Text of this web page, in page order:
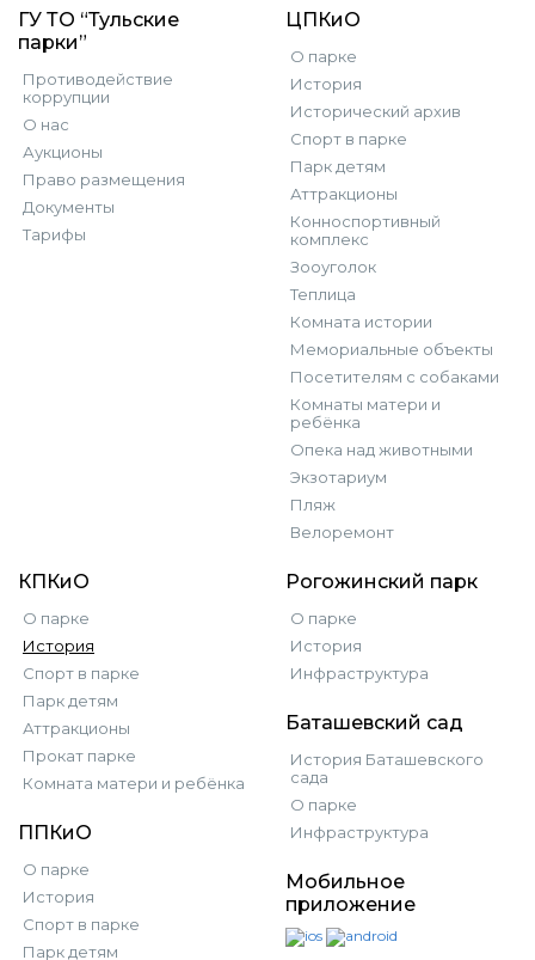
ГУ ТО “Тульские
парки”
Противодействие
коррупции
О нас
Аукционы
Право размещения
Документы
Тарифы
ЦПКиО
О парке
История
Исторический архив
Спорт в парке
Парк детям
Аттракционы
Конноспортивный
комплекс
Зооуголок
Теплица
Комната истории
Мемориальные объекты
Посетителям с собаками
Комнаты матери и
ребёнка
Опека над животными
Экзотариум
Пляж
Велоремонт
КПКиО
О парке
История
Спорт в парке
Парк детям
Аттракционы
Прокат парке
Комната матери и ребёнка
ППКиО
О парке
История
Спорт в парке
Парк детям
Рогожинский парк
О парке
История
Инфраструктура
Баташевский сад
История Баташевского
сада
О парке
Инфраструктура
Мобильное
приложение